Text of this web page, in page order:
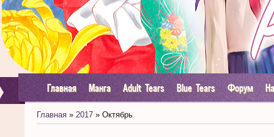
Главная Манга Adult Tears Blue Tears Форум
Главная » 2017 » Октябрь